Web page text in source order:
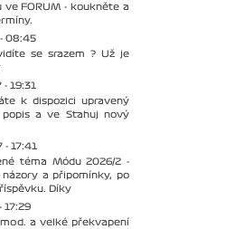
FORUM - koukněte a
08:45
se srazem ? Už je
- 19:31
k dispozici upravený
a ve Stahuj nový
- 17:41
téma Módu 2026/2 -
a připomínky, po
Díky
17:29
a velké překvapení